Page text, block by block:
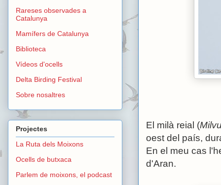
El milà reial (
oest del país,
En el meu cas
d'Aran.
Rareses observades a
Catalunya
Mamífers de Catalunya
Biblioteca
Vídeos d'ocells
Delta Birding Festival
Sobre nosaltres
Projectes
La Ruta dels Moixons
Ocells de butxaca
Parlem de moixons, el podcast